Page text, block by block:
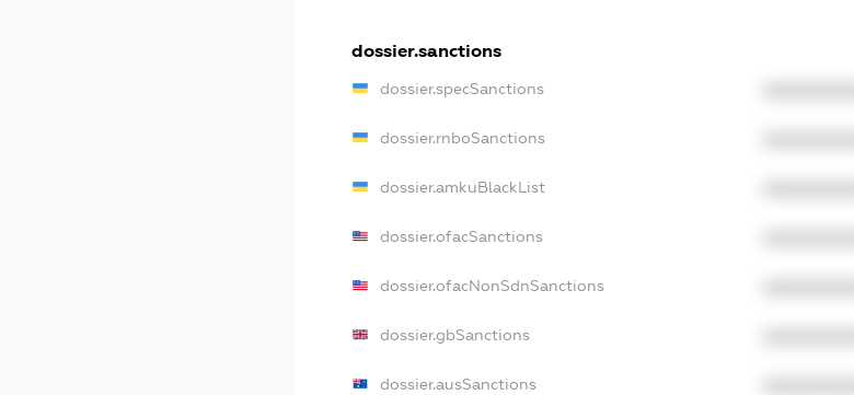
dossier.sanctions
dossier.specSanctions
dossier.rnboSanctions
dossier.amkuBlackList
dossier.ofacSanctions
dossier.ofacNonSdnSanctions
dossier.gbSanctions
dossier.ausSanctions